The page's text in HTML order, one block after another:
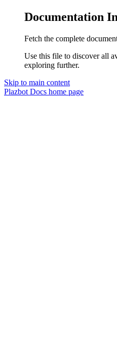
Documentation
Fetch the complete
Use this file to discover all
exploring further.
Skip to main content
Plazbot Docs home page